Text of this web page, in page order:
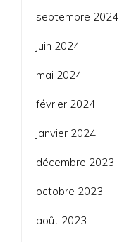
septembre 2024
juin 2024
mai 2024
février 2024
janvier 2024
décembre 2023
octobre 2023
août 2023